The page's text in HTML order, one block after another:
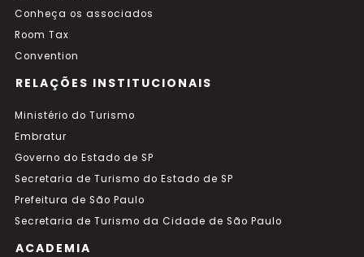
Conheça os associados
Room Tax
Convention
RELAÇÕES INSTITUCIONAIS
Ministério do Turismo
Embratur
Governo do Estado de SP
Secretaria de Turismo do Estado de SP
Prefeitura de São Paulo
Secretaria de Turismo da Cidade de São Paulo
ACADEMIA